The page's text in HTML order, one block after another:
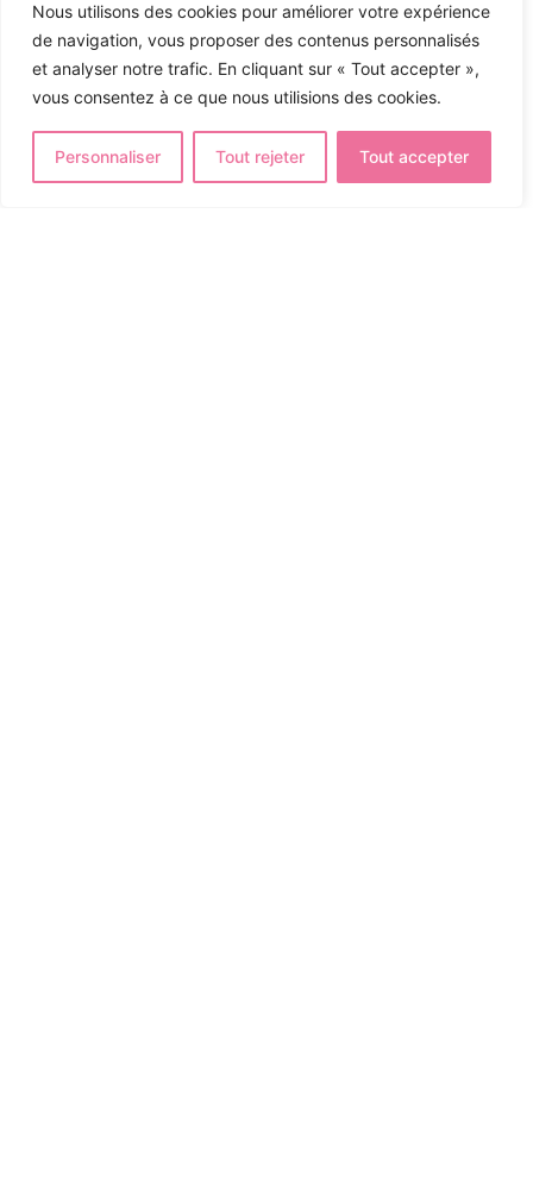
Nous utilisons des cookies pour améliorer votre expérience
de navigation, vous proposer des contenus personnalisés
et analyser notre trafic. En cliquant sur « Tout accepter »,
vous consentez à ce que nous utilisions des cookies.
Personnaliser Tout rejeter Tout accepter